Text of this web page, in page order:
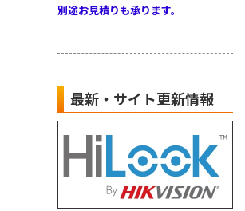
別途お見積りも承ります。
最新・サイト更新情報